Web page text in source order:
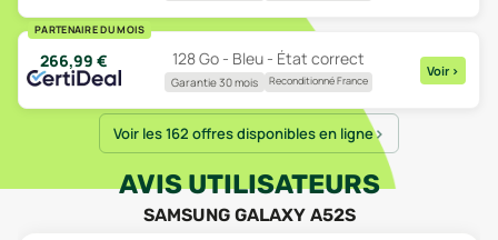
PARTENAIRE DU MOIS
266,99 € 128 Go - Bleu - État correct
Garantie 30 mois Reconditionné France
Voir >
Voir les 162 offres disponibles en ligne
AVIS UTILISATEURS
SAMSUNG GALAXY A52S